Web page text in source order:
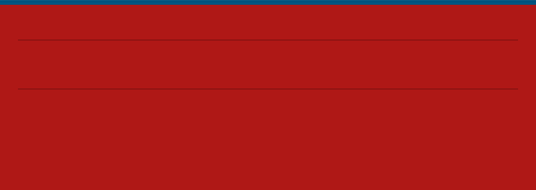
das novas tecnologias em